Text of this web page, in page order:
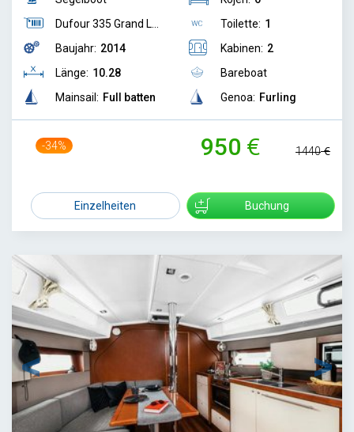
Dufour 335 Grand L...
Baujahr: 2014
Länge: 10.28
Mainsail: Full batten
Toilette: 1
Kabinen: 2
Bareboat
Genoa: Furling
-34% 950 1440
Einzelheiten Buchung